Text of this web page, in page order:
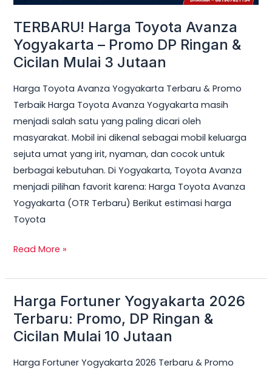
TERBARU! Harga Toyota Avanza
Yogyakarta – Promo DP Ringan &
Cicilan Mulai 3 Jutaan
Harga Toyota Avanza Yogyakarta Terbaru & Promo
Terbaik Harga Toyota Avanza Yogyakarta masih
menjadi salah satu yang paling dicari oleh
masyarakat. Mobil ini dikenal sebagai mobil keluarga
sejuta umat yang irit, nyaman, dan cocok untuk
berbagai kebutuhan. Di Yogyakarta, Toyota Avanza
menjadi pilihan favorit karena: Harga Toyota Avanza
Yogyakarta (OTR Terbaru) Berikut estimasi harga
Toyota
Mulai
3
Jutaan
Read More »
Harga Fortuner Yogyakarta 2026
Terbaru: Promo, DP Ringan &
Cicilan Mulai 10 Jutaan
Harga Fortuner Yogyakarta 2026 Terbaru & Promo
Harga
Fortuner
Yogyakarta
Terbaru: